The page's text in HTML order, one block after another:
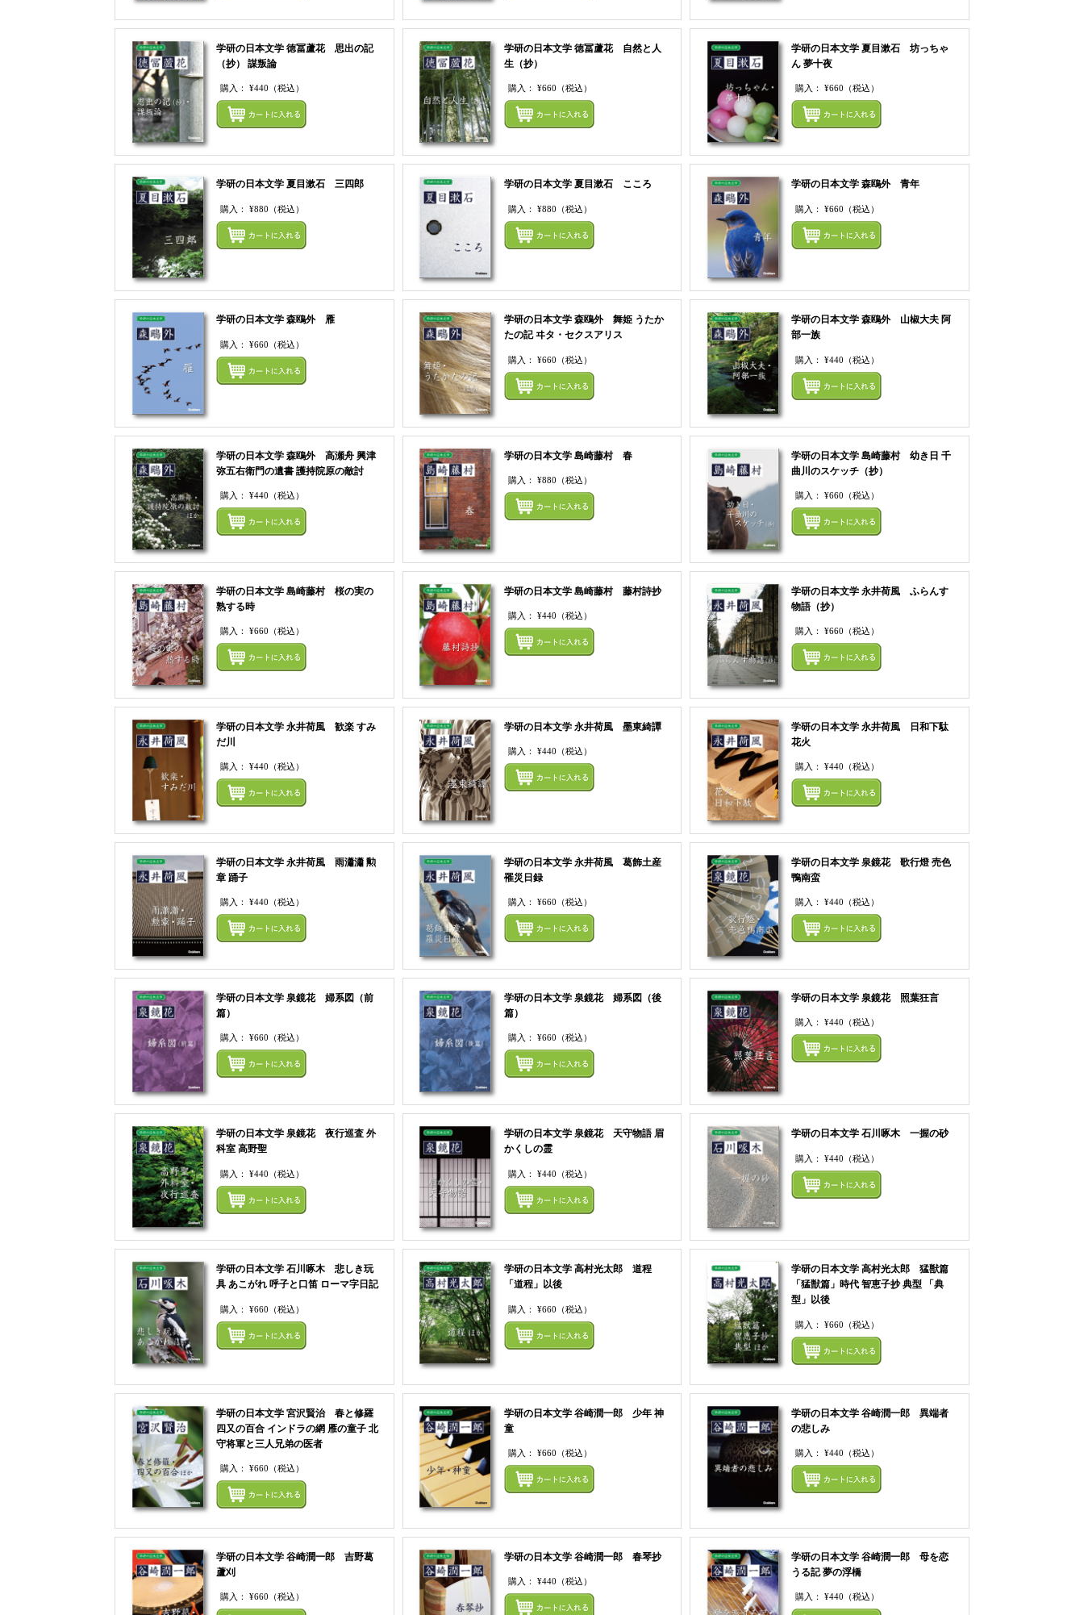
学研の日本文学 徳冨蘆花 思出の記
（抄） 謀叛論
購入： ¥440 （税込）
まとめてカートにいれる
学研の日本文学 徳冨蘆花 自然と人
生（抄）
購入： ¥660 （税込）
まとめてカートにいれる
学研の日本文学 夏目漱石 坊っちゃ
ん 夢十夜
購入：¥660 （税込）
学研の日本文学 夏目漱石 三四郎
購入： ¥880 （税込）
まとめてカートにいれる
学研の日本文学 夏目漱石 こころ
購入： ¥880 （税込）
まとめてカートにいれる
学研の日本文学 森鴎外 青年
購入：¥660 （税込）
学研の日本文学 森鴎外 雁
購入： ¥660 （税込）
まとめてカートにいれる
学研の日本文学 森鴎外 舞姫 うたか
たの記 ヰタ・セクスアリス
購入： ¥660 （税込）
まとめてカートにいれる
学研の日本文学 森鴎外 山椒大夫 阿
部一族
購入：¥440 （税込）
学研の日本文学 森鴎外 高瀬舟 興津
弥五右衛門の遺書 護持院原の敵討
購入： ¥440 （税込）
まとめてカートにいれる
学研の日本文学 島崎藤村 春
購入： ¥880 （税込）
まとめてカートにいれる
学研の日本文学 島崎藤村 幼き日 千
曲川のスケッチ（抄）
購入：¥660 （税込）
学研の日本文学 島崎藤村 桜の実の
熟する時
購入： ¥660 （税込）
まとめてカートにいれる
学研の日本文学 島崎藤村 藤村詩抄
購入： ¥440 （税込）
まとめてカートにいれる
学研の日本文学 永井荷風 ふらんす
物語（抄）
購入：¥660 （税込）
学研の日本文学 永井荷風 歓楽 すみ
だ川
購入： ¥440 （税込）
まとめてカートにいれる
学研の日本文学 永井荷風 墨東綺譚
購入： ¥440 （税込）
まとめてカートにいれる
学研の日本文学 永井荷風 日和下駄
花火
購入：¥440 （税込）
学研の日本文学 永井荷風 雨瀟瀟 勲
章 踊子
購入： ¥440 （税込）
まとめてカートにいれる
学研の日本文学 永井荷風 葛飾土産
罹災日録
購入： ¥660 （税込）
まとめてカートにいれる
学研の日本文学 泉鏡花 歌行燈 売色
鴨南蛮
購入：¥440 （税込）
学研の日本文学 泉鏡花 婦系図（前
篇）
購入： ¥660 （税込）
まとめてカートにいれる
学研の日本文学 泉鏡花 婦系図（後
篇）
購入： ¥660 （税込）
まとめてカートにいれる
学研の日本文学 泉鏡花 照葉狂言
購入：¥440 （税込）
学研の日本文学 泉鏡花 夜行巡査 外
科室 高野聖
購入： ¥440 （税込）
まとめてカートにいれる
学研の日本文学 泉鏡花 天守物語 眉
かくしの霊
購入： ¥440 （税込）
まとめてカートにいれる
学研の日本文学 石川啄木 一握の砂
購入：¥440 （税込）
学研の日本文学 石川啄木 悲しき玩
具 あこがれ 呼子と口笛 ローマ字日記
購入： ¥660 （税込）
まとめてカートにいれる
学研の日本文学 高村光太郎 道程
「道程」以後
購入： ¥660 （税込）
まとめてカートにいれる
学研の日本文学 高村光太郎 猛獣篇
「猛獣篇」時代 智恵子抄 典型 「典
型」以後
購入：¥660 （税込）
学研の日本文学 宮沢賢治 春と修羅
四又の百合 インドラの網 雁の童子 北
守将軍と三人兄弟の医者
購入： ¥660 （税込）
まとめてカートにいれる
学研の日本文学 谷崎潤一郎 少年 神
童
購入： ¥660 （税込）
まとめてカートにいれる
学研の日本文学 谷崎潤一郎 異端者
の悲しみ
購入：¥440 （税込）
学研の日本文学 谷崎潤一郎 吉野葛
蘆刈
購入： ¥660 （税込）
学研の日本文学 谷崎潤一郎 春琴抄
購入： ¥440 （税込）
まとめてカートにいれる
学研の日本文学 谷崎潤一郎 母を恋
うる記 夢の浮橋
購入：¥440 （税込）